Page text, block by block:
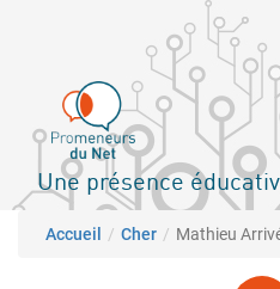
principal
Une présence
Fil d'Ariane
Accueil Cher Mathieu